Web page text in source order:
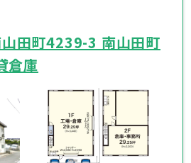
田町4239-3 南山田町
倉庫